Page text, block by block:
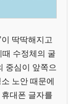
딱딱해지고
수정체의 굴
중심이 앞쪽으
노안 때문에
대폰 글자를